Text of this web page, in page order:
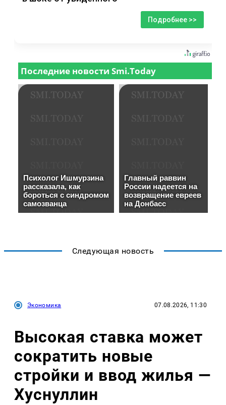
Подробнее >>
Следующая новость
Экономика 07.08.2026, 11:30
Высокая ставка может
сократить новые
стройки и ввод жилья —
Хуснуллин